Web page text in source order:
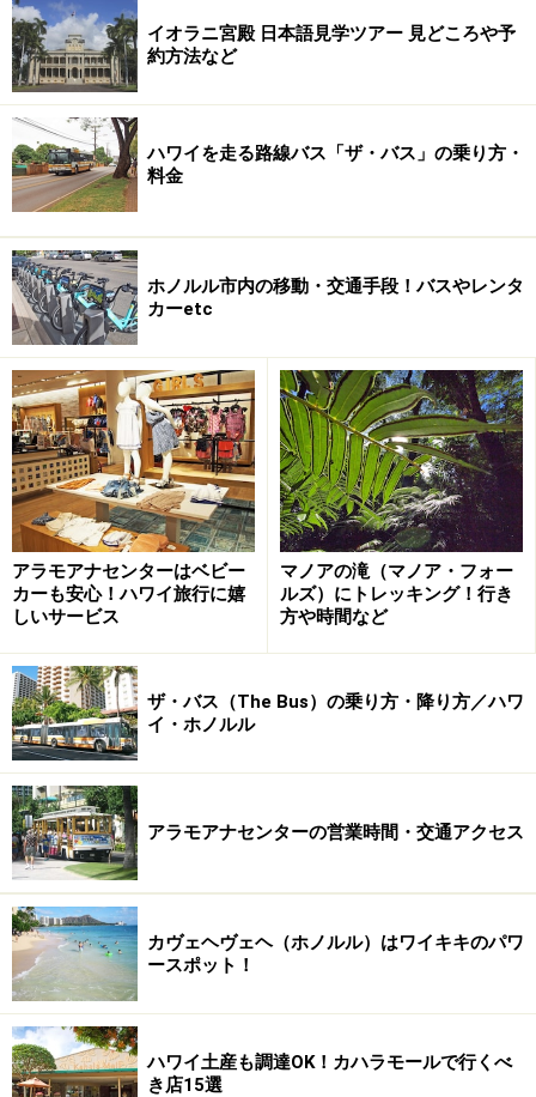
値段はドリンク込みで一人50ドルくらいです。
お料理だけでなく、ちょっとしたショーが楽しめるよう
な感覚の鉄板焼きディナーです。思い出深いお食事の時
間になると思います。
・住所：2005 Kalia Road Honolulu, HI96815
・電話番号：(808) 955-5955
・営業時間【昼食】11:30～14:00、【夜食】17:00～
22:00
・URL：www.benihana.com
※上記データは記事公開時点のものです。
※記事内容は執筆時点のものです。最新の内容をご確認くださ
い。
※海外を訪れる際には最新情報の入手に努め、「 外務省 海外安全
ホームページ
」を確認するなど、安全確保に十分注意を払ってく
ださい。
イオラニ宮殿 日本語見学ツアー 見どころや予
約方法など
ハワイを走る路線バス「ザ・バス」の乗り方・
料金
ホノルル市内の移動・交通手段！バスやレンタ
カーetc
アラモアナセンターはベビー
カーも安心！ハワイ旅行に嬉
しいサービス
マノアの滝（マノア・フォー
ルズ）にトレッキング！行き
方や時間など
ザ・バス（The Bus）の乗り方・降り方／ハワ
イ・ホノルル
アラモアナセンターの営業時間・交通アクセス
カヴェヘヴェヘ（ホノルル）はワイキキのパワ
ースポット！
ハワイ土産も調達OK！カハラモールで行くべ
き店15選